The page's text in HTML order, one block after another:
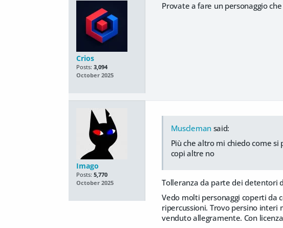
Crios
Posts: 3,094
October 2025
Provate a fare un personaggio
Imago
Posts: 5,770
October 2025
Musclemansaid:
Più che altro mi chiedo come
copi altre no
Tolleranza da parte dei detentori
Vedo molti personaggi coperti da
ripercussioni. Trovo persino interi
venduto allegramente. Con